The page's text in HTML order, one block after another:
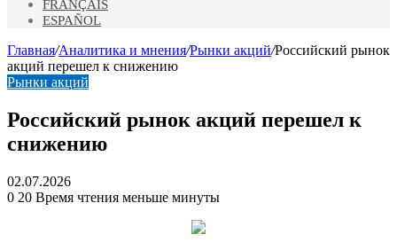
FRANÇAIS
ESPAÑOL
Главная/Аналитика и мнения/Рынки акций/Российский рынок
акций перешел к снижению
Рынки акций
Российский рынок акций перешел к
снижению
02.07.2026
0 20 Время чтения меньше минуты